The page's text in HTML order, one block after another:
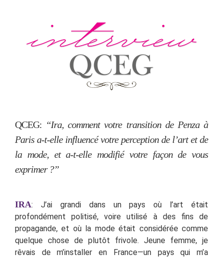
QCEG: “Ira, comment votre transition de Penza à
Paris a-t-elle influencé votre perception de l’art et de
la mode, et a-t-elle modifié votre façon de vous
exprimer ?”
IRA: J’ai grandi dans un pays où l’art était
profondément politisé, voire utilisé à des fins de
propagande, et où la mode était considérée comme
quelque chose de plutôt frivole. Jeune femme, je
rêvais de m’installer en France—un pays qui m’a